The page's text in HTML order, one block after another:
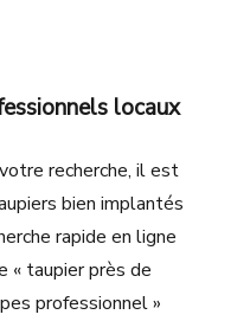
locaux
recherche, il est
bien implantés
rapide en ligne
« taupier près de
professionnel »